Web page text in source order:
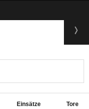
Einsätze Tore